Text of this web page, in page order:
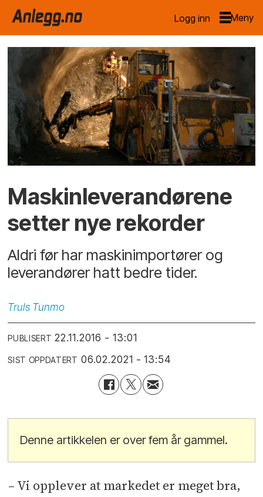
Logg inn
Maskinleverandørene
setter nye rekorder
Aldri før har maskinimportører og
leverandører hatt bedre tider.
Truls Tunmo
PUBLISERT 22.11.2016 - 13:01
SIST OPPDATERT 06.02.2021 - 13:54
Denne artikkelen er over fem år gammel.
– Vi opplever at markedet er meget bra,